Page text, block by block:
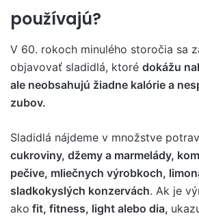
používajú?
V 60. rokoch minulého storočia sa
objavovať sladidlá, ktoré dokážu
ale neobsahujú žiadne kalórie a
zubov.
Sladidlá nájdeme v množstve
cukroviny, džemy a marmelády,
pečive, mliečnych výrobkoch,
sladkokyslých konzervách. Ak je
ako fit, fitness, light alebo dia,